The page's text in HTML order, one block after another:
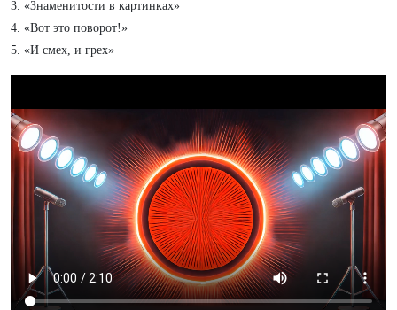
3. «Знаменитости в картинках»
4. «Вот это поворот!»
5. «И смех, и грех»